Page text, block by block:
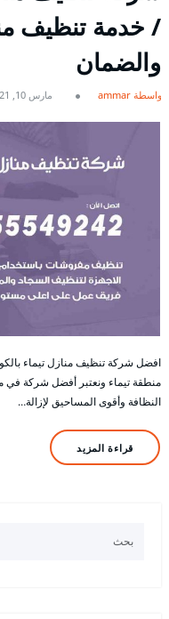
/ خدمة تنظيف
والضمان
بواسطة ammar مارس 10, 2021
افضل شركة تنظيف منازل تيماء
منطقة تيماء ونعتبر أفضل شركة
النظافة وأقوى المساحيق لإزالة…
قراءة المزيد